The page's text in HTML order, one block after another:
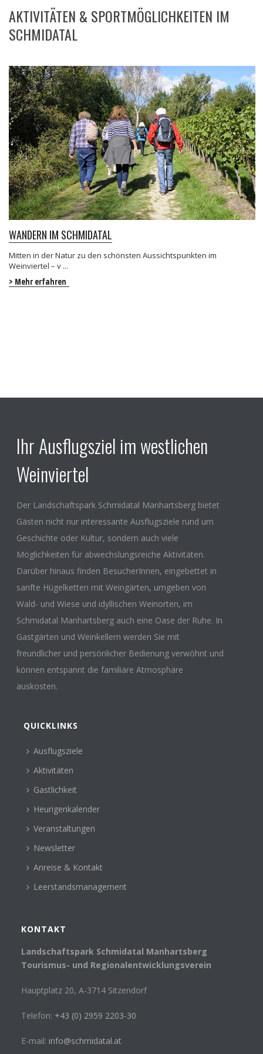
AKTIVITÄTEN & SPORTMÖGLICHKEITEN IM
SCHMIDATAL
WANDERN IM SCHMIDATAL
Mitten in der Natur zu den schönsten Aussichtspunkten im
Weinviertel – v ...
> Mehr erfahren
Ihr Ausflugsziel im westlichen
Weinviertel
Der Landschaftspark Schmidatal Manhartsberg bietet
Gästen nicht nur interessante Ausflugsziele rund um
Geschichte oder Kultur, sondern auch viele
Möglichkeiten für abwechslungsreiche Aktivitäten.
Darüber hinaus finden BesucherInnen, eingebettet in
sanfte Hügelketten mit Weingärten, umgeben von
Wald- und Wiese und idyllischen Weinorten, im
Schmidatal Manhartsberg auch eine Oase der Ruhe. In
Gastgärten und Weinkellern werden Sie mit
freundlicher und persönlicher Bedienung verwöhnt und
können entspannt die familiäre Atmosphäre
auskosten.
QUICKLINKS
Ausflugsziele
Aktivitäten
Gastlichkeit
Heurigenkalender
Veranstaltungen
Newsletter
Anreise & Kontakt
Leerstandsmanagement
KONTAKT
Landschaftspark Schmidatal Manhartsberg
Tourismus- und Regionalentwicklungsverein
Hauptplatz 20, A-3714 Sitzendorf
Telefon: +43 (0) 2959 2203-30
E-mail: info@schmidatal.at